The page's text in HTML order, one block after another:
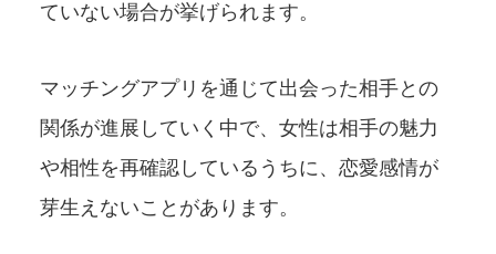
ていない場合が挙げられます。
マッチングアプリを通じて出会った相手との
関係が進展していく中で、女性は相手の魅力
や相性を再確認しているうちに、恋愛感情が
芽生えないことがあります。